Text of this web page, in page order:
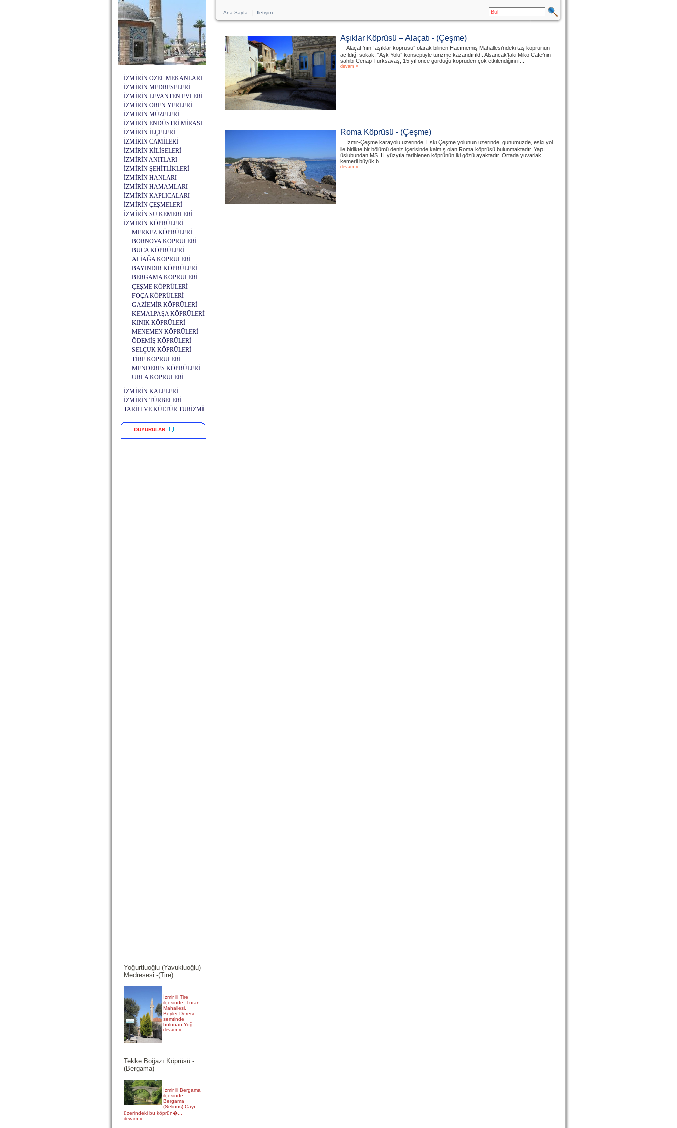
İZMİRİN ÖZEL MEKANLARI
İZMİRİN MEDRESELERİ
İZMİRİN LEVANTEN EVLERİ
İZMİRİN ÖREN YERLERİ
İZMİRİN MÜZELERİ
İZMİRİN ENDÜSTRİ MİRASI
İZMİRİN İLÇELERİ
İZMİRİN CAMİLERİ
İZMİRİN KİLİSELERİ
İZMİRİN ANITLARI
İZMİRİN ŞEHİTLİKLERİ
İZMİRİN HANLARI
İZMİRİN HAMAMLARI
İZMİRİN KAPLICALARI
İZMİRİN ÇEŞMELERİ
İZMİRİN SU KEMERLERİ
İZMİRİN KÖPRÜLERİ
MERKEZ KÖPRÜLERİ
BORNOVA KÖPRÜLERİ
BUCA KÖPRÜLERİ
ALİAĞA KÖPRÜLERİ
BAYINDIR KÖPRÜLERİ
BERGAMA KÖPRÜLERİ
ÇEŞME KÖPRÜLERİ
FOÇA KÖPRÜLERİ
GAZİEMİR KÖPRÜLERİ
KEMALPAŞA KÖPRÜLERİ
KINIK KÖPRÜLERİ
MENEMEN KÖPRÜLERİ
ÖDEMİŞ KÖPRÜLERİ
SELÇUK KÖPRÜLERİ
TİRE KÖPRÜLERİ
MENDERES KÖPRÜLERİ
URLA KÖPRÜLERİ
İZMİRİN KALELERİ
İZMİRİN TÜRBELERİ
TARİH VE KÜLTÜR TURİZMİ
DUYURULAR
Medresesi -(Tire)
ilçesinde, Turan
Mahallesi,
Beyler Deresi
semtinde
bulunan Yoğ...
devam »
(Bergama)
ilçesinde,
Bergama
(Selinus) Çayı
üzerindeki bu köprün�...
devam »
Ana Sayfa| İletişim
Aşıklar Köprüsü – Alaçatı - (Çeşme)
Alaçatı’nın “aşıklar köprüsü” olarak bilinen Hacımemiş Mahallesi’ndeki taş köprünün
açıldığı sokak, “Aşk Yolu” konseptiyle turizme kazandırıldı. Alsancak’taki Miko Cafe’nin
sahibi Cenap Türksavaş, 15 yıl önce gördüğü köprüden çok etkilendiğini if...
devam »
Roma Köprüsü - (Çeşme)
İzmir-Çeşme karayolu üzerinde, Eski Çeşme yolunun üzerinde, günümüzde, eski yol
ile birlikte bir bölümü deniz içerisinde kalmış olan Roma köprüsü bulunmaktadır. Yapı
üslubundan MS. II. yüzyıla tarihlenen köprünün iki gözü ayaktadır. Ortada yuvarlak
kemerli büyük b...
devam »